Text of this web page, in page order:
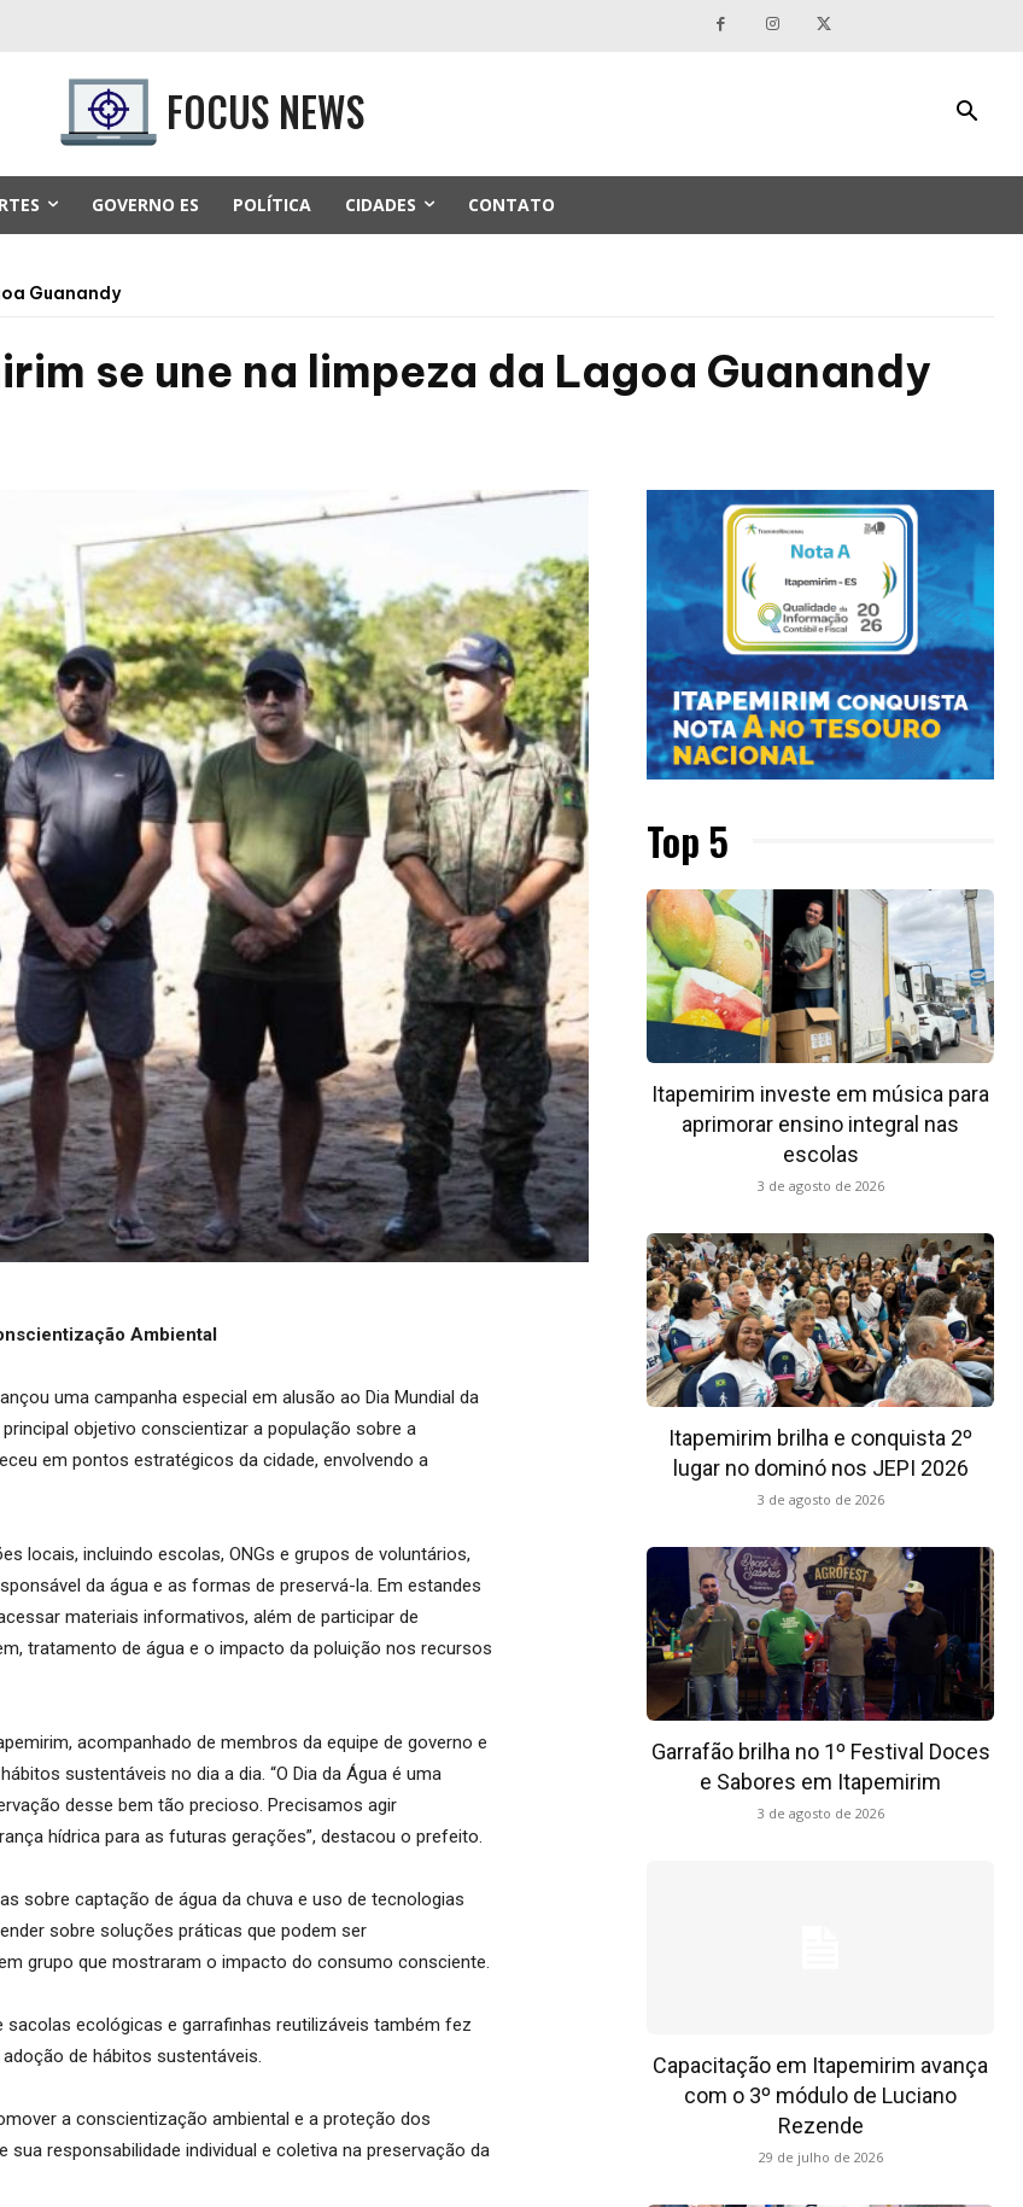
FOCUS NEWS
GOVERNO ES POLÍTICA CIDADES CONTATO
Guanandy
se une na limpeza da Lagoa Guanandy
Ambiental
uma campanha especial em alusão ao Dia Mundial da
objetivo conscientizar a população sobre a
em pontos estratégicos da cidade, envolvendo a
locais, incluindo escolas, ONGs e grupos de voluntários,
da água e as formas de preservá-la. Em estandes
materiais informativos, além de participar de
tratamento de água e o impacto da poluição nos recursos
acompanhado de membros da equipe de governo e
sustentáveis no dia a dia. “O Dia da Água é uma
desse bem tão precioso. Precisamos agir
hídrica para as futuras gerações”, destacou o prefeito.
sobre captação de água da chuva e uso de tecnologias
sobre soluções práticas que podem ser
grupo que mostraram o impacto do consumo consciente.
ecológicas e garrafinhas reutilizáveis também fez
de hábitos sustentáveis.
a conscientização ambiental e a proteção dos
responsabilidade individual e coletiva na preservação da
Top 5
Itapemirim investe em música para
aprimorar ensino integral nas
escolas
3 de agosto de 2026
Itapemirim brilha e conquista 2º
lugar no dominó nos JEPI 2026
3 de agosto de 2026
Garrafão brilha no 1º Festival Doces
e Sabores em Itapemirim
3 de agosto de 2026
Capacitação em Itapemirim avança
com o 3º módulo de Luciano
Rezende
29 de julho de 2026